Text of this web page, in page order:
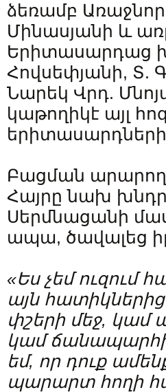
ձեռամբ
Մինասյանի և
Երիտասարդաց
Հովսեփյանի, Տ.
Նարեկ Վրդ.
կաթողիկէ այլ
Բացման
Հայրը նախ
Սերմնացանի
ապա, ծավալեց
«Ես չեմ ուզում
այն հատիկներից
փշերի մեջ, կամ
կամ
եմ, որ դուք
պարարտ հողի